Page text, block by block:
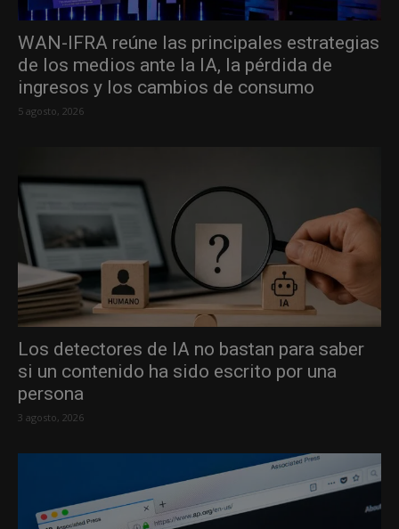
WAN-IFRA reúne las principales estrategias
de los medios ante la IA, la pérdida de
ingresos y los cambios de consumo
5 agosto, 2026
Los detectores de IA no bastan para saber
si un contenido ha sido escrito por una
persona
3 agosto, 2026